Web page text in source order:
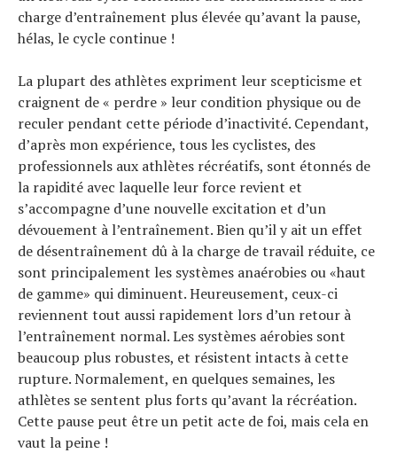
charge d’entraînement plus élevée qu’avant la pause,
hélas, le cycle continue !
La plupart des athlètes expriment leur scepticisme et
craignent de « perdre » leur condition physique ou de
reculer pendant cette période d’inactivité. Cependant,
d’après mon expérience, tous les cyclistes, des
professionnels aux athlètes récréatifs, sont étonnés de
la rapidité avec laquelle leur force revient et
s’accompagne d’une nouvelle excitation et d’un
dévouement à l’entraînement. Bien qu’il y ait un effet
de désentraînement dû à la charge de travail réduite, ce
sont principalement les systèmes anaérobies ou «haut
de gamme» qui diminuent. Heureusement, ceux-ci
reviennent tout aussi rapidement lors d’un retour à
l’entraînement normal. Les systèmes aérobies sont
beaucoup plus robustes, et résistent intacts à cette
rupture. Normalement, en quelques semaines, les
athlètes se sentent plus forts qu’avant la récréation.
Cette pause peut être un petit acte de foi, mais cela en
vaut la peine !